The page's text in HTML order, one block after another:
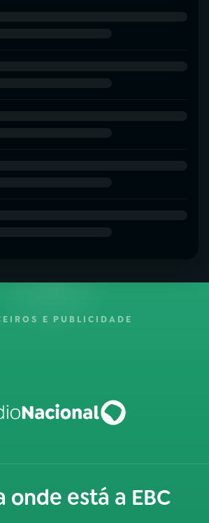
E PUBLICIDADE
onde está a EBC